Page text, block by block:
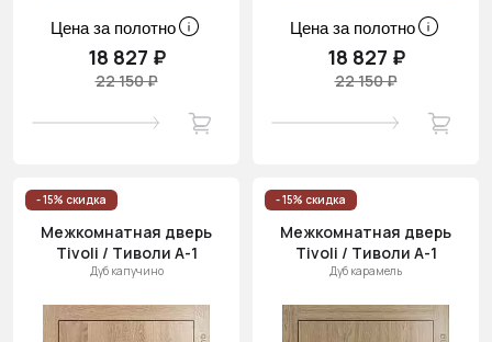
Цена за полотно
18 827 ₽
22 150 ₽
Цена за полотно
18 827 ₽
22 150 ₽
- 15% скидка
Межкомнатная дверь
Tivoli / Тиволи А-1
Дуб капучино
- 15% скидка
Межкомнатная дверь
Tivoli / Тиволи А-1
Дуб карамель